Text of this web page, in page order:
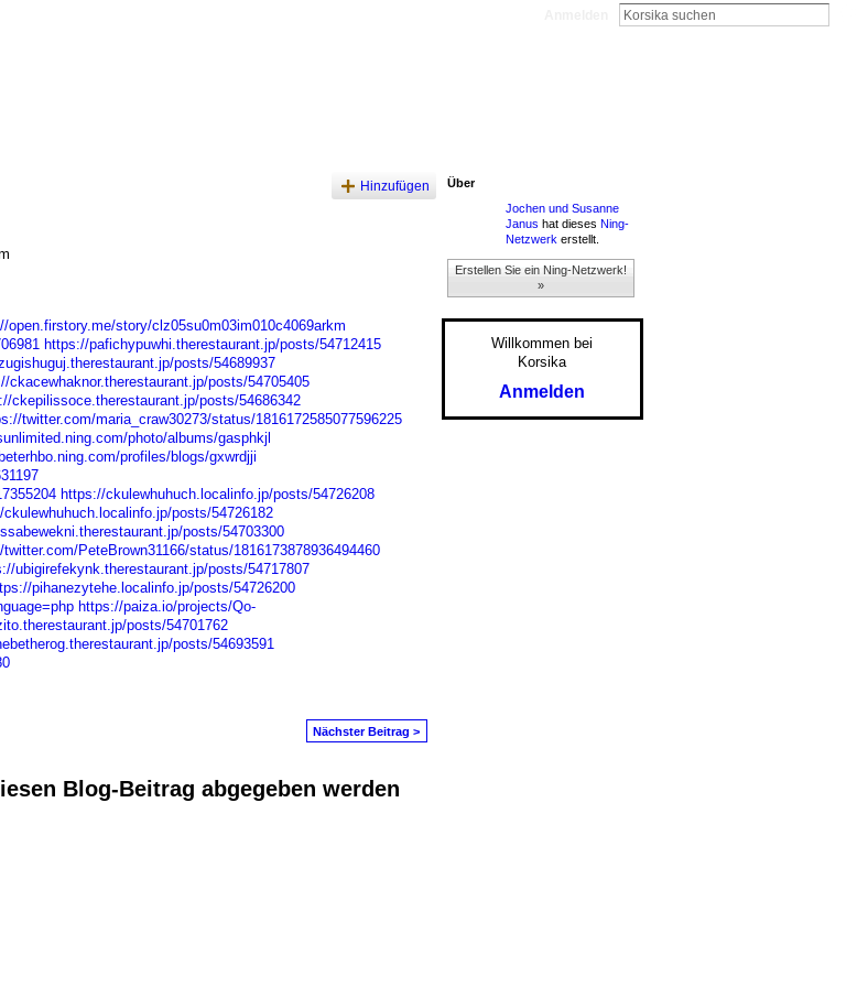
Hinzufügen
open.firstory.me/story/clz05su0m03im010c4069arkm
https://pafichypuwhi.therestaurant.jp/posts/54712415
posts/54689937
ckacewhaknor.therestaurant.jp/posts/54705405
ckepilissoce.therestaurant.jp/posts/54686342
twitter.com/maria_craw30273/status/1816172585077596225
photo/albums/gasphkjl
profiles/blogs/gxwrdjji
https://ckulewhuhuch.localinfo.jp/posts/54726208
ckulewhuhuch.localinfo.jp/posts/54726182
posts/54703300
twitter.com/PeteBrown31166/status/1816173878936494460
ubigirefekynk.therestaurant.jp/posts/54717807
pihanezytehe.localinfo.jp/posts/54726200
https://paiza.io/projects/Qo-
posts/54701762
posts/54693591
Nächster Beitrag >
Blog-Beitrag abgegeben werden
Über
Jochen und Susanne
Janus hat dieses Ning-
Netzwerk erstellt.
Erstellen Sie ein Ning-Netzwerk!
»
Willkommen bei
Korsika
Anmelden